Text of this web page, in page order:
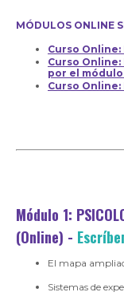
MÓDULOS ONLINE
Curso
Curso
por el
Curso Online:
Módulo 1:
(Online) -
El mapa
Sistemas de